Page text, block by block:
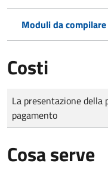
Moduli da
Costi
Tipo di pagamento
Importo
La presentazione della
pagamento
Cosa serve